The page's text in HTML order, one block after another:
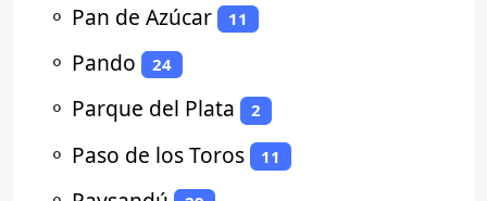
⚬ Pan de Azúcar 11
⚬ Pando 24
⚬ Parque del Plata 2
⚬ Paso de los Toros 11